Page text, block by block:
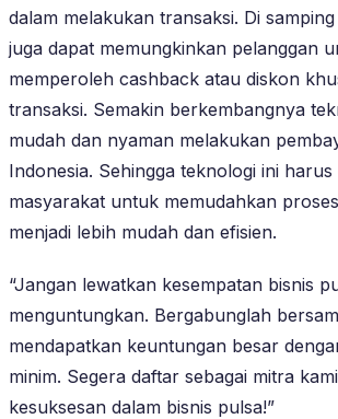
dalam melakukan transaksi. Di
juga dapat memungkinkan pelanggan
memperoleh cashback atau diskon
transaksi. Semakin berkembangnya
mudah dan nyaman melakukan
Indonesia. Sehingga teknologi ini harus
masyarakat untuk memudahkan
menjadi lebih mudah dan efisien.
“Jangan lewatkan kesempatan bisnis
menguntungkan. Bergabunglah
mendapatkan keuntungan besar
minim. Segera daftar sebagai mitra
kesuksesan dalam bisnis pulsa!”